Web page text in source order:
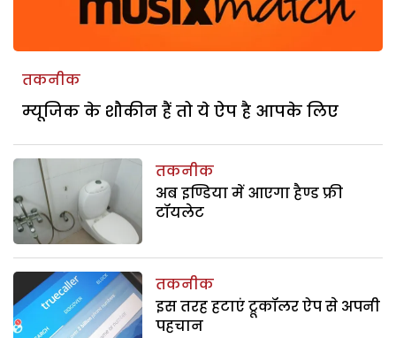
तकनीक
म्यूजिक के शौकीन हैं तो ये ऐप है आपके लिए
तकनीक
अब इण्डिया में आएगा हैण्ड फ्री
टॉयलेट
तकनीक
इस तरह हटाएं ट्रूकॉलर ऐप से अपनी
पहचान